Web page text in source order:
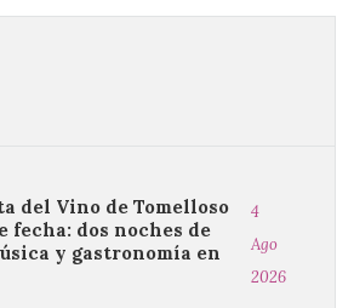
del Vino de Tomelloso
fecha: dos noches de
y gastronomía en
4
Ago
2026